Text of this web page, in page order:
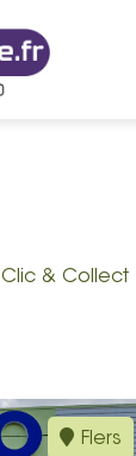
Clic & Collect
Flers